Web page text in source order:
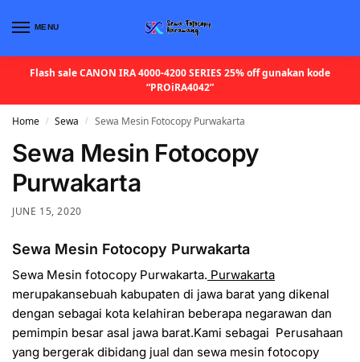
MENU
Flash sale CANON IRA 4000-4200 SERIES 25% off gunakan kode
“PROiRA4042”
Home / Sewa / Sewa Mesin Fotocopy Purwakarta
Sewa Mesin Fotocopy
Purwakarta
JUNE 15, 2020
Sewa Mesin Fotocopy Purwakarta
Sewa Mesin fotocopy Purwakarta. Purwakarta
merupakansebuah kabupaten di jawa barat yang dikenal
dengan sebagai kota kelahiran beberapa negarawan dan
pemimpin besar asal jawa barat.Kami sebagai Perusahaan
yang bergerak dibidang jual dan sewa mesin fotocopy